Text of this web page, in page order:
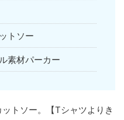
トソー
素材パーカー
トソー。【Tシャツよりき